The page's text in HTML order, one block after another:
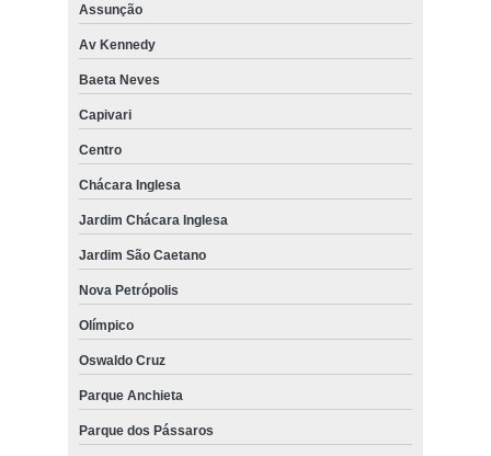
Assunção
Av Kennedy
Baeta Neves
Capivari
Centro
Chácara Inglesa
Jardim Chácara Inglesa
Jardim São Caetano
Nova Petrópolis
Olímpico
Oswaldo Cruz
Parque Anchieta
Parque dos Pássaros